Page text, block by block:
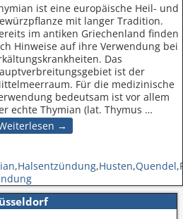
ist eine europäische Heil- und
mit langer Tradition.
im antiken Griechenland finden
Hinweise auf ihre Verwendung bei
Das
ist der
Für die medizinische
bedeutsam ist vor allem
echte Thymian (lat. Thymus …
→
,Halsentzündung,Husten,Quendel,